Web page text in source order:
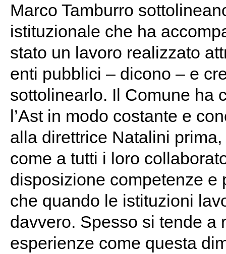
Marco Tamburro
istituzionale che ha
stato un lavoro realizzato
enti pubblici – dicono – e
sottolinearlo. Il Comune ha
l’Ast in modo costante e
alla direttrice Natalini
come a tutti i loro
disposizione competenze e
che quando le istituzioni
davvero. Spesso si tende a
esperienze come questa